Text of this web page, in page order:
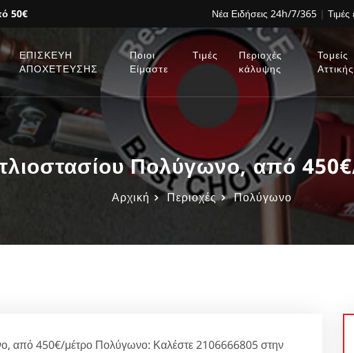
50€ Νέα Ειδήσεις 24h/7/365 | Τιμές
ΕΠΙΣΚΕΥΗ
ΑΠΟΧΕΤΕΥΣΗΣ
Ποιοι
Είμαστε
Τιμές
Περιοχές
κάλυψης
Τομείς
Αττικής
Πολύγωνο, από
Αρχική Περιοχές Πολύγωνο
από 450€/μέτρο Πολύγωνο: Καλέστε 2106666805 στην